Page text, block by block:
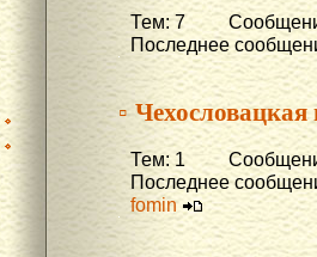
Тем: 7
Последнее
▫
Тем: 1
Последнее
fomin